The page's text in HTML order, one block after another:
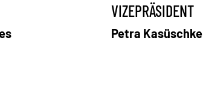
VIZEPRÄSIDENT
Petra Kasüschke